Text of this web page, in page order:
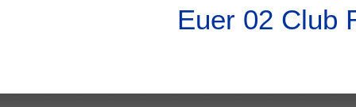
Euer 02 Club